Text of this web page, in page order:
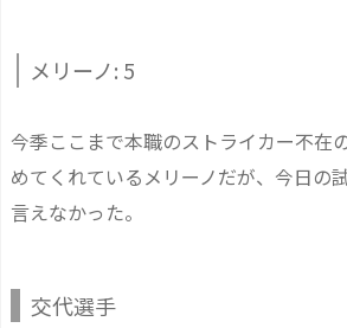
メリーノ: 5
今季ここまで本職のストライカー不在
めてくれているメリーノだが、今日の
言えなかった。
交代選手